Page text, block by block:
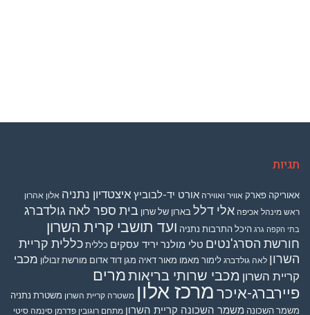
תגיות
אאוריקה פארק אוויר ואווירה אורט יד-לבוביץ איצטדיון נתניה אלון אהרון
ראש מינהל אכיפה אלי דלל בארון של שרון בית ספר לאה גולדברג
בתי הקפה גרג היכל התרבות נתניה ועד תושבי קרית השרון
חורשת הסרג'נטים טלי מולנר יריד עסקים כללית כללית קריית
השרון לאה גולדברג לימור מאמו מאור דאיה מגן דוד אדום מורשת זבולון מכבי
קריית השרון מכבי שרותי בריאותמרים
פיירברג-איכר מרכז אלון משטרה קריית השרון משטרת נתניה
משמר השכונה משמר השכונה קריית השרון מתחם רוגובין פדרמן סינמה סיטי